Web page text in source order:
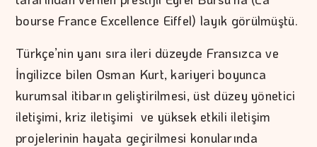
bourse France Excellence Eiffel) layık görülmüştü.
Türkçe’nin yanı sıra ileri düzeyde Fransızca ve
İngilizce bilen Osman Kurt, kariyeri boyunca
kurumsal itibarın geliştirilmesi, üst düzey yönetici
iletişimi, kriz iletişimi ve yüksek etkili iletişim
projelerinin hayata geçirilmesi konularında